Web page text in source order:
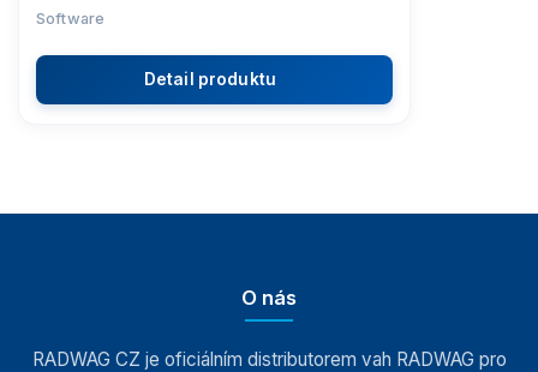
Software
Detail produktu
O nás
RADWAG CZ je oficiálním distributorem vah RADWAG pro